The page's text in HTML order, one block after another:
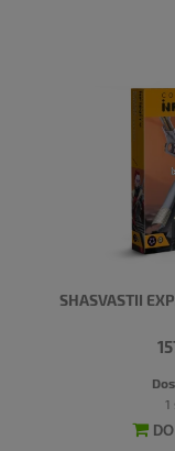
SHASVASTII
1